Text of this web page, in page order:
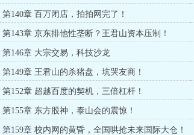
第140章 百万闭店，拍拍网完了！
第143章 京东排他性垄断？王君山资本压制！
第146章 大宗交易，科技沙龙
第149章 王君山的杀猪盘，坑哭友商！
第152章 超越百度的契机，三倍杠杆！
第155章 东方股神，泰山会的震惊！
第159章 校内网的黄昏，全国哄抢未来国际大仓！